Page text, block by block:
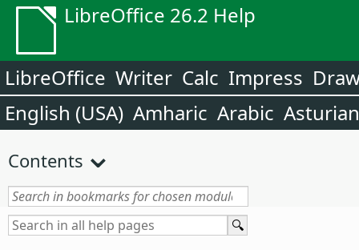
LibreOffice 26.2 Help
LibreOffice Writer Calc Impress
English (USA) Amharic Arabic Asturian
Contents